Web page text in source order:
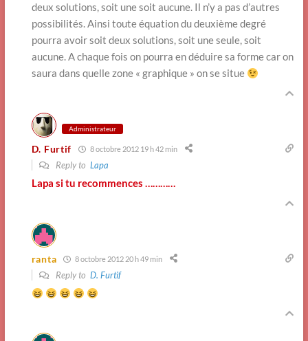
deux solutions, soit une soit aucune. Il n’y a pas d’autres
possibilités. Ainsi toute équation du deuxième degré
pourra avoir soit deux solutions, soit une seule, soit
aucune. A chaque fois on pourra en déduire sa forme car on
saura dans quelle zone « graphique » on se situe
Administrateur
D. Furtif 8 octobre 2012 19 h 42 min
Reply to Lapa
Lapa si tu recommences …………
ranta 8 octobre 2012 20 h 49 min
Reply to D. Furtif